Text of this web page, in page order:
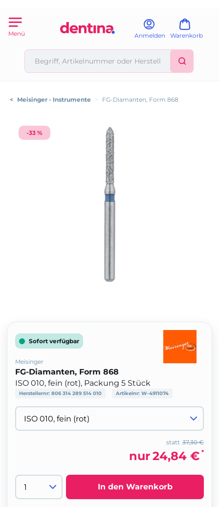
Menü Anmelden Warenkorb
< Meisinger - Instrumente > FG-Diamanten, Form 868
-33 %
Sofort verfügbar
Meisinger
FG-Diamanten, Form 868
ISO 010, fein (rot), Packung 5 Stück
Herstellernr: 806 314 289 514 010 Artikelnr: W-4911074
37,30 €
statt
nur24,84 € *
In den Warenkorb